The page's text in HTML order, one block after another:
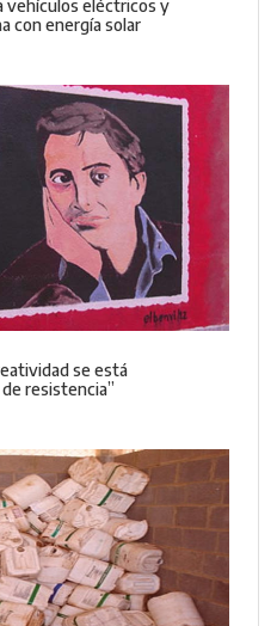
vehículos eléctricos y
con energía solar
se está
resistencia”